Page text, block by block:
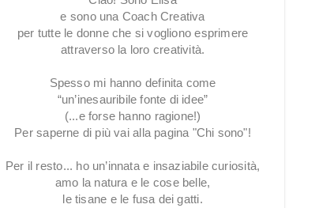
e sono una Coach Creativa
per tutte le donne che si vogliono esprimere
attraverso la loro creatività.
Spesso mi hanno definita come
“un’inesauribile fonte di idee”
(...e forse hanno ragione!)
Per saperne di più vai alla pagina "Chi sono"!
Per il resto... ho un’innata e insaziabile curiosità,
amo la natura e le cose belle,
le tisane e le fusa dei gatti.